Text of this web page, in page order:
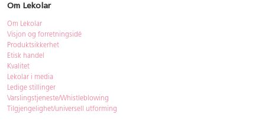
Om Lekolar
Om Lekolar
Visjon og forretningsidé
Produktsikkerhet
Etisk handel
Kvalitet
Lekolar i media
Ledige stillinger
Varslingstjeneste/Whistleblowing
Tilgjengelighet/universell utforming